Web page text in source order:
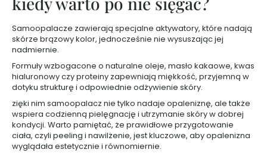
e
e
p
d
p
y
s
z
n
Samoopalacze zawierają specjalne aktywatory, które nadają
skórze brązowy kolor, jednocześnie nie wysuszając jej
nadmiernie.
Formuły wzbogacone o naturalne oleje, masło kakaowe, kwas
hialuronowy czy proteiny zapewniają miękkość, przyjemną w
dotyku strukturę i odpowiednie odżywienie skóry.
zięki nim samoopalacz nie tylko nadaje opaleniznę, ale także
wspiera codzienną pielęgnację i utrzymanie skóry w dobrej
kondycji. Warto pamiętać, że prawidłowe przygotowanie
ciała, czyli peeling i nawilżenie, jest kluczowe, aby opalenizna
wyglądała estetycznie i równomiernie.